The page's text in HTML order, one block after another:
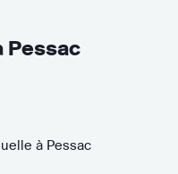
Pessac
à Pessac